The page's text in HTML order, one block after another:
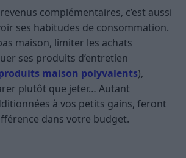
complémentaires, c’est aussi
ses habitudes de consommation.
maison, limiter les achats
ses produits d’entretien
maison polyvalents),
plutôt que jeter… Autant
à vos petits gains, feront
dans votre budget.